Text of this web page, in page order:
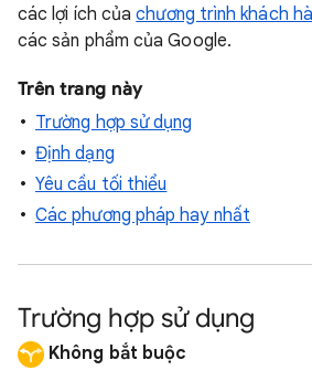
các lợi ích củachương trình khách
các sản phẩm của Google.
Trên trang này
Trường hợp sử dụng
Định dạng
Yêu cầu tối thiểu
Các phương pháp hay nhất
Trường hợp sử dụng
Không bắt buộc